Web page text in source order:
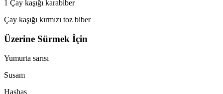
1 Çay kaşığı karabiber
Çay kaşığı kırmızı toz biber
Üzerine Sürmek İçin
Yumurta sarısı
Susam
Haşhaş